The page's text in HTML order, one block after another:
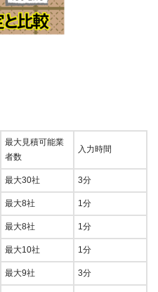
最大見積可能業
者数
入力時間
最大30社 3分
最大8社 1分
最大8社 1分
最大10社 1分
最大9社 3分